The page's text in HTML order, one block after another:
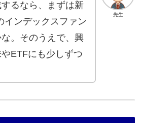
先生
するなら、まずは新
インデックスファン
な。そのうえで、興
ETFにも少しずつ